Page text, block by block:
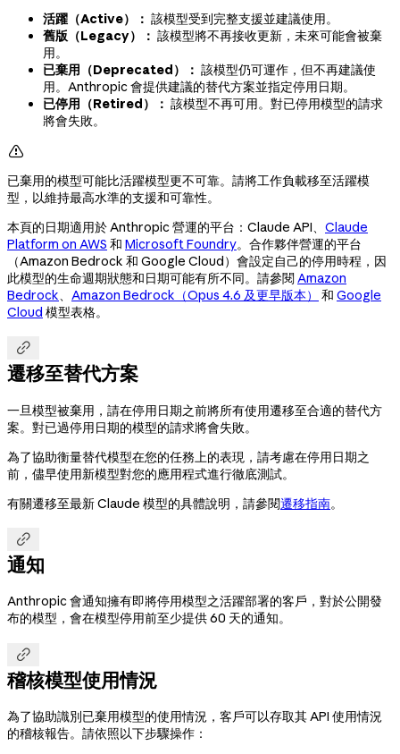
活躍（Active）： 該模型受到完整支援並建議使用。
舊版（Legacy）： 該模型將不再接收更新，未來可能會被棄
用。
已棄用（Deprecated）： 該模型仍可運作，但不再建議使
用。Anthropic 會提供建議的替代方案並指定停用日期。
已停用（Retired）： 該模型不再可用。對已停用模型的請求
將會失敗。

已棄用的模型可能比活躍模型更不可靠。請將工作負載移至活躍模
型，以維持最高水準的支援和可靠性。
本頁的日期適用於 Anthropic 營運的平台：Claude API、 Claude
Platform on AWS 和 Microsoft Foundry。合作夥伴營運的平台
（Amazon Bedrock 和 Google Cloud）會設定自己的停用時程，因
此模型的生命週期狀態和日期可能有所不同。請參閱Amazon
Bedrock、 Amazon Bedrock（Opus 4.6 及更早版本） 和 Google
Cloud 模型表格。

遷移至替代方案
一旦模型被棄用，請在停用日期之前將所有使用遷移至合適的替代方
案。對已過停用日期的模型的請求將會失敗。
為了協助衡量替代模型在您的任務上的表現，請考慮在停用日期之
前，儘早使用新模型對您的應用程式進行徹底測試。
有關遷移至最新 Claude 模型的具體說明，請參閱遷移指南。

通知
Anthropic 會通知擁有即將停用模型之活躍部署的客戶，對於公開發
布的模型，會在模型停用前至少提供 60 天的通知。

稽核模型使用情況
為了協助識別已棄用模型的使用情況，客戶可以存取其 API 使用情況
的稽核報告。請依照以下步驟操作：